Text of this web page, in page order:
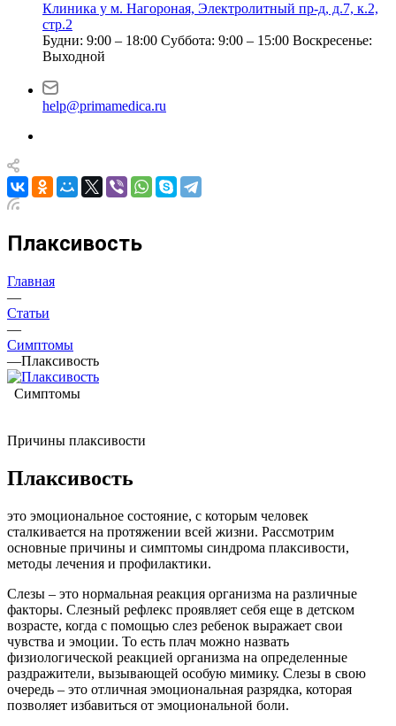
Клиника у м. Нагороная, Электролитный пр-д, д.7, к.2,
стр.2
Будни: 9:00 – 18:00 Суббота: 9:00 – 15:00 Воскресенье:
Выходной
help@primamedica.ru
Плаксивость
Главная
—
Статьи
—
Симптомы
—Плаксивость
Симптомы
Причины плаксивости
Плаксивость
это эмоциональное состояние, с которым человек
сталкивается на протяжении всей жизни. Рассмотрим
основные причины и симптомы синдрома плаксивости,
методы лечения и профилактики.
Слезы – это нормальная реакция организма на различные
факторы. Слезный рефлекс проявляет себя еще в детском
возрасте, когда с помощью слез ребенок выражает свои
чувства и эмоции. То есть плач можно назвать
физиологической реакцией организма на определенные
раздражители, вызывающей особую мимику. Слезы в свою
очередь – это отличная эмоциональная разрядка, которая
позволяет избавиться от эмоциональной боли.